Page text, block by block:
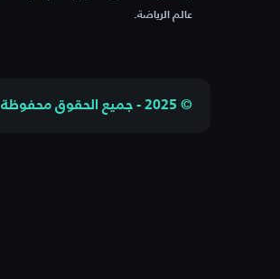
عالم الرياضة.
© 2025 - جميع الحقوق محفوظة لموقع هزازي سبورت